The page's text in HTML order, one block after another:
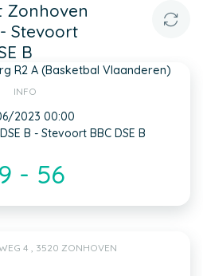
Zonhoven
- Stevoort
B
R2 A (Basketbal Vlaanderen)
INFO
2023 00:00
B - Stevoort BBC DSE B
- 56
4 , 3520 ZONHOVEN